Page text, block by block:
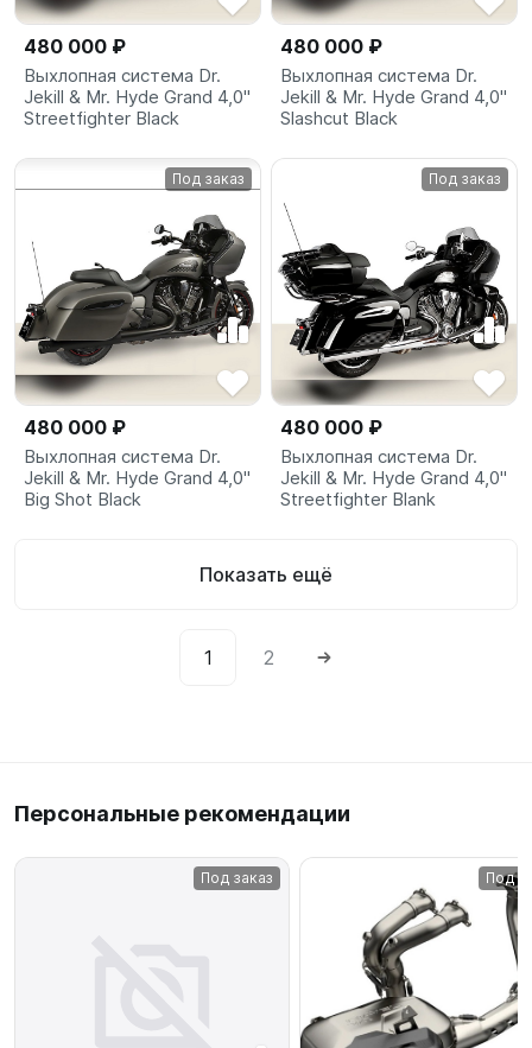
480 000 ₽
Выхлопная система Dr.
Jekill & Mr. Hyde Grand 4,0"
Streetfighter Black
480 000 ₽
Выхлопная система Dr.
Jekill & Mr. Hyde Grand 4,0"
Slashcut Black
Под заказ
480 000 ₽
Выхлопная система Dr.
Jekill & Mr. Hyde Grand 4,0"
Big Shot Black
Под заказ
480 000 ₽
Выхлопная система Dr.
Jekill & Mr. Hyde Grand 4,0"
Streetfighter Blank
Показать ещё
1 2
Персональные рекомендации
Под заказ Под